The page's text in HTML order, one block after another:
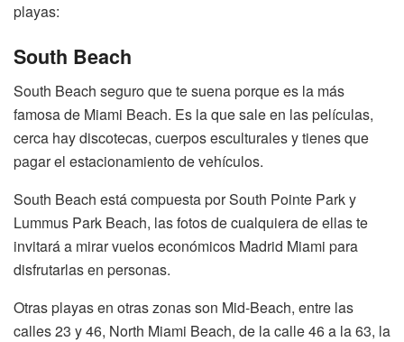
playas:
South Beach
South Beach seguro que te suena porque es la más
famosa de Miami Beach. Es la que sale en las películas,
cerca hay discotecas, cuerpos esculturales y tienes que
pagar el estacionamiento de vehículos.
South Beach está compuesta por South Pointe Park y
Lummus Park Beach, las fotos de cualquiera de ellas te
invitará a mirar vuelos económicos Madrid Miami para
disfrutarlas en personas.
Otras playas en otras zonas son Mid-Beach, entre las
calles 23 y 46, North Miami Beach, de la calle 46 a la 63, la